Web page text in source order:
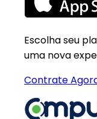
Escolha seu
uma nova
Contrate